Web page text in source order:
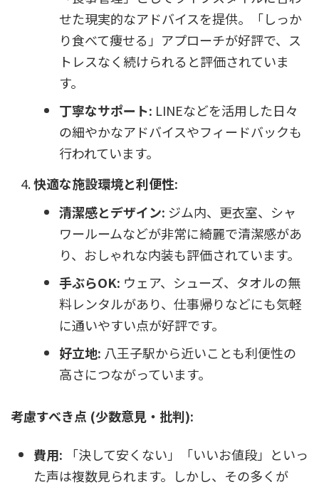
せた現実的なアドバイスを提供。「しっか
り食べて痩せる」アプローチが好評で、ス
トレスなく続けられると評価されていま
す。
丁寧なサポート: LINEなどを活用した日々
の細やかなアドバイスやフィードバックも
行われています。
快適な施設環境と利便性:
清潔感とデザイン: ジム内、更衣室、シャ
ワールームなどが非常に綺麗で清潔感があ
り、おしゃれな内装も評価されています。
手ぶらOK: ウェア、シューズ、タオルの無
料レンタルがあり、仕事帰りなどにも気軽
に通いやすい点が好評です。
好立地: 八王子駅から近いことも利便性の
高さにつながっています。
考慮すべき点 (少数意見・批判):
費用: 「決して安くない」「いいお値段」といっ
た声は複数見られます。しかし、その多くが